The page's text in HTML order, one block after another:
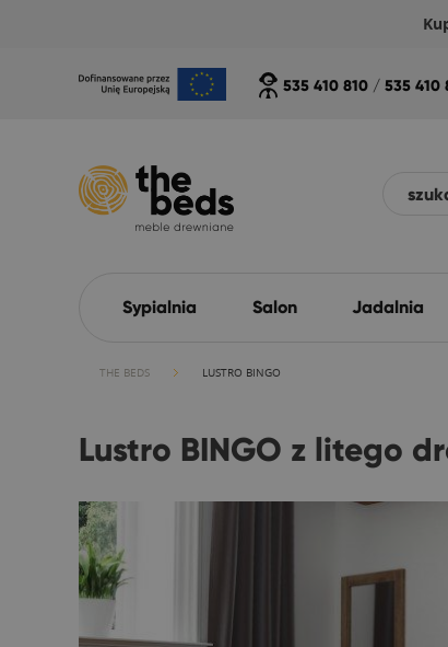
535 410 810 / 535 410
Sypialnia Salon Jadalnia
THE BEDS LUSTRO BINGO
Lustro BINGO z litego